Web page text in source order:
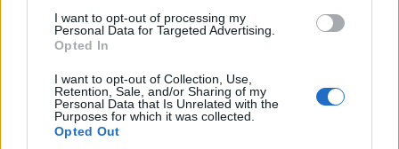
I want to opt-out of processing my
Personal Data for Targeted Advertising.
Opted In
I want to opt-out of Collection, Use,
Retention, Sale, and/or Sharing of my
Personal Data that Is Unrelated with the
Purposes for which it was collected.
Opted Out
ΕΛΣΤΑΤ: Στο 3,4% ο
πληθωρισμός τον
Ιούλιο
8 Αυγούστου 2026, 2:31 μμ
Ο Μπάνε Πρέλεβιτς
του “Η Δύναμη της
Ήττας” στην
Πτολεμαΐδα (Βίντεο)